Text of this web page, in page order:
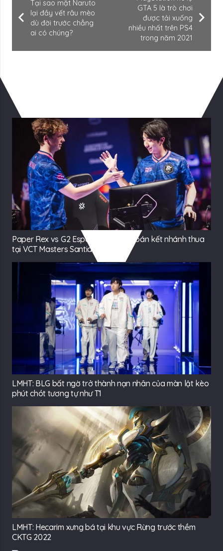
Tại sao mặt Naruto
lại đầy vết râu mèo
dù đời trước chẳng
ai có chúng?
GTA 5 là trò chơi
được tải xuống
nhiều nhất trên PS4
trong năm 2021
Paper Rex vs G2 Esports: Dự đoán bán kết nhánh thua
tại VCT Masters Santiago 2026
LMHT: BLG bất ngờ trở thành nạn nhân của màn lật kèo
phút chót tương tự như T1
LMHT: Hecarim xưng bá tại khu vực Rừng trước thềm
CKTG 2022